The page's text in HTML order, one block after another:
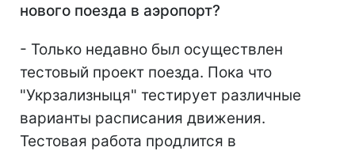
нового поезда в аэропорт?
- Только недавно был осуществлен
тестовый проект поезда. Пока что
"Укрзализныця" тестирует различные
варианты расписания движения.
Тестовая работа продлится в